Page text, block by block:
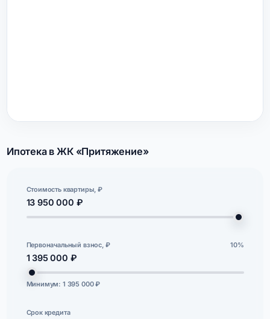
Ипотека в ЖК «Притяжение»
Стоимость квартиры, ₽
13 950 000 ₽
Первоначальный взнос, ₽ 10%
1 395 000 ₽
Минимум: 1 395 000 ₽
Срок кредита